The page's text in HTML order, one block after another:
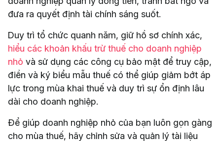
đưa ra quyết định tài chính sáng suốt.
Duy trì tổ chức quanh năm, giữ hồ sơ chính xác,
hiểu các khoản khấu trừ thuế cho doanh nghiệp
nhỏ và sử dụng các công cụ bảo mật để truy cập,
điền và ký biểu mẫu thuế có thể giúp giảm bớt áp
lực trong mùa khai thuế và duy trì sự ổn định lâu
dài cho doanh nghiệp.
Để giúp doanh nghiệp nhỏ của bạn luôn gọn gàng
cho mùa thuế, hãy chỉnh sửa và quản lý tài liệu